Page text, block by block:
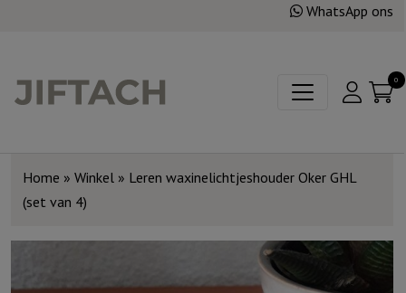
WhatsApp ons
0
Home » Winkel » Leren waxinelichtjeshouder Oker GHL
(set van 4)